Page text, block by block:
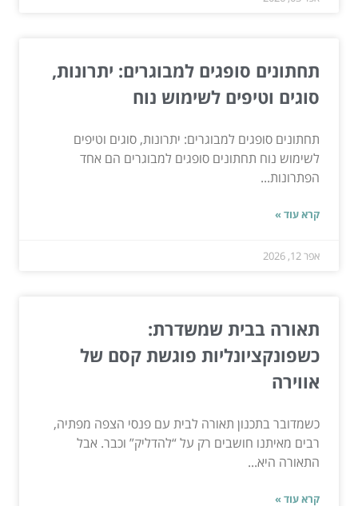
תחתונים סופגים למבוגרים: יתרונות,
סוגים וטיפים לשימוש נוח
תחתונים סופגים למבוגרים: יתרונות, סוגים וטיפים
לשימוש נוח תחתונים סופגים למבוגרים הם אחד
הפתרונות...
קרא עוד »
אפר 12, 2026
תאורה בבית שמשדרת:
כשפונקציונליות פוגשת קסם של
אווירה
כשמדובר בתכנון תאורה לבית עם פנסי הצפה מפתיה,
רבים מאיתנו חושבים רק על “להדליק” וכבר. אבל
התאורה היא...
קרא עוד »